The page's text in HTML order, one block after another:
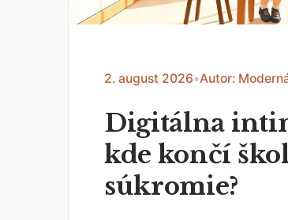
2. august 2026•Autor:
Digitálna
kde končí
súkromie?